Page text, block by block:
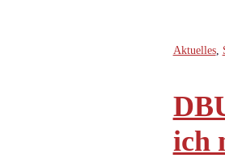
Aktuelles,
ich